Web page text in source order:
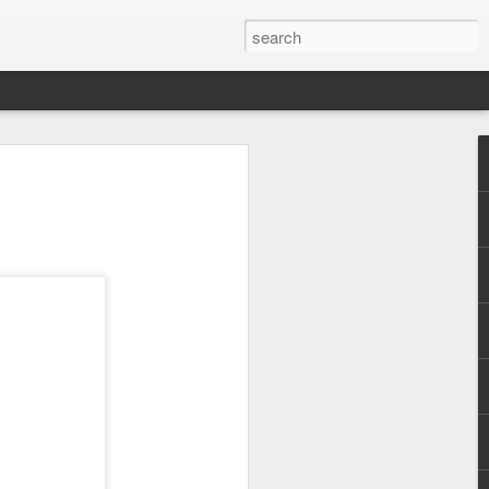
gerçekten faydalı? gibi
Ben sizlere gerek
paylaşımlarımdan
fayda gördüğüm
ilk adımı derinlemesine
emanet ettiğim uzman
cilde ihtiyacı
tedavi edemediği cilt